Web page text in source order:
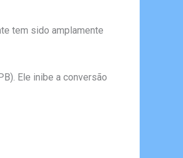
tem sido amplamente
Ele inibe a conversão